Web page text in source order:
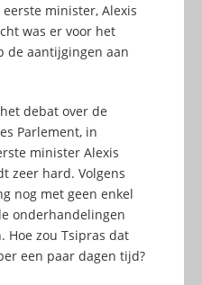
minister, Alexis
was er voor het
de aantijgingen aan
debat over de
Parlement, in
minister Alexis
zeer hard. Volgens
nog met geen enkel
onderhandelingen
Hoe zou Tsipras dat
een paar dagen tijd?